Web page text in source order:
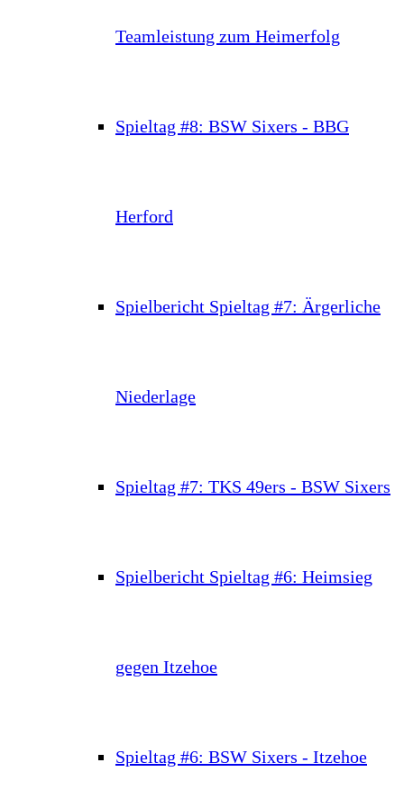
Teamleistung zum Heimerfolg
Spieltag #8: BSW Sixers - BBG
Herford
Spielbericht Spieltag #7: Ärgerliche
Niederlage
Spieltag #7: TKS 49ers - BSW Sixers
Spielbericht Spieltag #6: Heimsieg
gegen Itzehoe
Spieltag #6: BSW Sixers - Itzehoe